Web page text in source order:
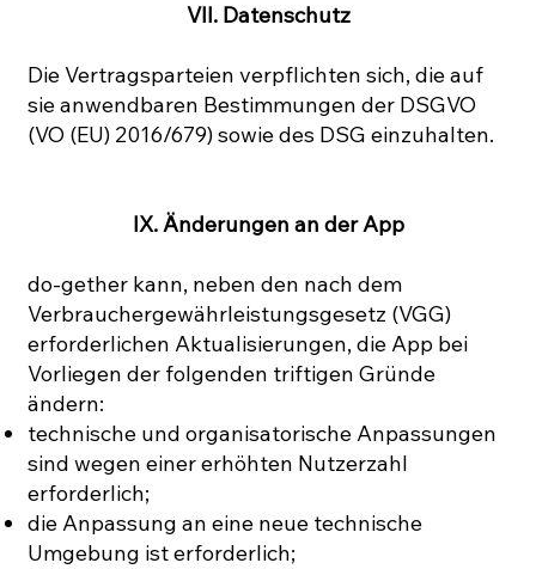
VII. Datenschutz
Die Vertragsparteien verpflichten sich, die auf
sie anwendbaren Bestimmungen der DSGVO
(VO (EU) 2016/679) sowie des DSG einzuhalten.
IX. Änderungen an der App
do-gether kann, neben den nach dem
Verbrauchergewährleistungsgesetz (VGG)
erforderlichen Aktualisierungen, die App bei
Vorliegen der folgenden triftigen Gründe
ändern:
technische und organisatorische Anpassungen
sind wegen einer erhöhten Nutzerzahl
erforderlich;
die Anpassung an eine neue technische
Umgebung ist erforderlich;